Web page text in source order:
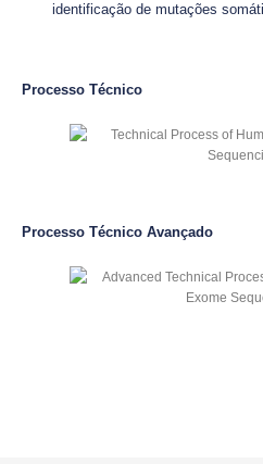
identificação de mutações
Processo Técnico
Processo Técnico Avançado